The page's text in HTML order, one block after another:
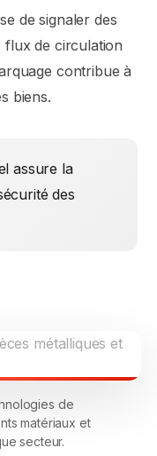
de signaler des
flux de circulation
contribue à
biens.
assure la
des
de
matériaux et
secteur.